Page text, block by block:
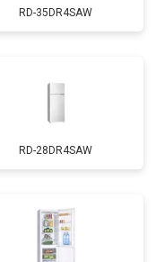
RD-35DR4SAW
RD-28DR4SAW